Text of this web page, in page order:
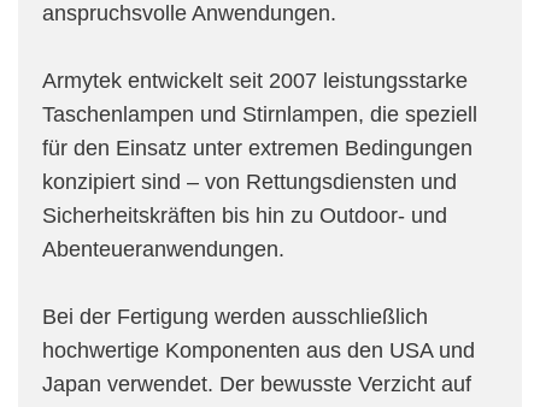
anspruchsvolle Anwendungen.
Armytek entwickelt seit 2007 leistungsstarke
Taschenlampen und Stirnlampen, die speziell
für den Einsatz unter extremen Bedingungen
konzipiert sind – von Rettungsdiensten und
Sicherheitskräften bis hin zu Outdoor- und
Abenteueranwendungen.
Bei der Fertigung werden ausschließlich
hochwertige Komponenten aus den USA und
Japan verwendet. Der bewusste Verzicht auf